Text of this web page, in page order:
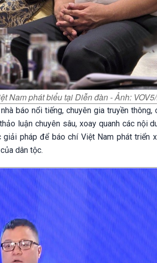
Nam phát biểu tại Diễn đàn - Ảnh:
báo nổi tiếng, chuyên gia truyền thông,
luận chuyên sâu, xoay quanh các nội
pháp để báo chí Việt Nam phát triển
dân tộc.